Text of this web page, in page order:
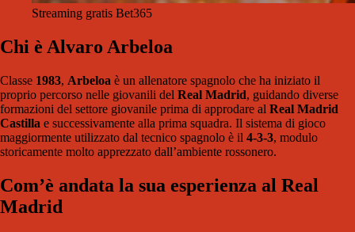
Streaming gratis Bet365
Chi è Alvaro Arbeloa
Classe 1983, Arbeloa è un allenatore spagnolo che ha iniziato il
proprio percorso nelle giovanili del Real Madrid, guidando diverse
formazioni del settore giovanile prima di approdare al Real Madrid
Castilla e successivamente alla prima squadra. Il sistema di gioco
maggiormente utilizzato dal tecnico spagnolo è il 4-3-3, modulo
storicamente molto apprezzato dall’ambiente rossonero.
Com’è andata la sua esperienza al Real
Madrid